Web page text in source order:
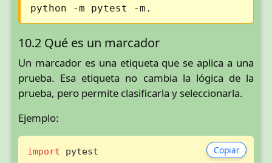
python -m pytest -m.
10.2 Qué es un marcador
Un marcador es una etiqueta que se aplica a una
prueba. Esa etiqueta no cambia la lógica de la
prueba, pero permite clasificarla y seleccionarla.
Ejemplo:
Copiar
import pytest